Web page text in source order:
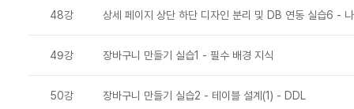
48강 상세 페이지 상단 하단 디자인 분리 및 DB 연동 실습6 -
49강 장바구니 만들기 실습1 - 필수 배경 지식
50강 장바구니 만들기 실습2 - 테이블 설계(1) - DDL